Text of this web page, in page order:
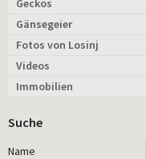
Geckos
Gänsegeier
Fotos von Losinj
Videos
Immobilien
Suche
Name